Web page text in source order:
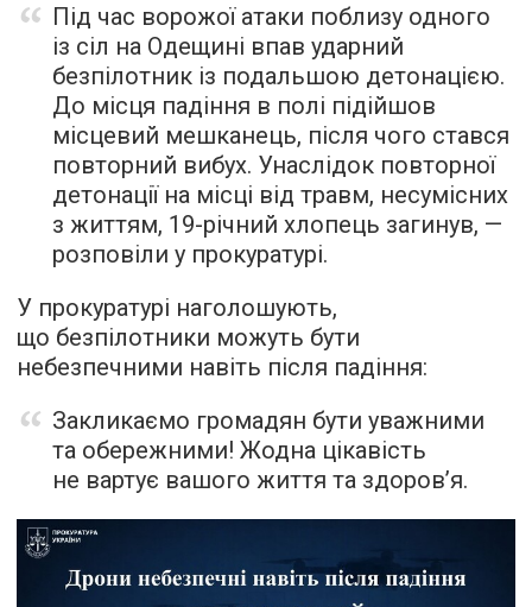
Під час ворожої атаки поблизу одного
із сіл на Одещині впав ударний
безпілотник із подальшою детонацією.
До місця падіння в полі підійшов
місцевий мешканець, після чого стався
повторний вибух. Унаслідок повторної
детонації на місці від травм, несумісних
з життям, 19-річний хлопець загинув, —
розповіли у прокуратурі.
У прокуратурі наголошують,
що безпілотники можуть бути
небезпечними навіть після падіння:
Закликаємо громадян бути уважними
та обережними! Жодна цікавість
не вартує вашого життя та здоров’я.